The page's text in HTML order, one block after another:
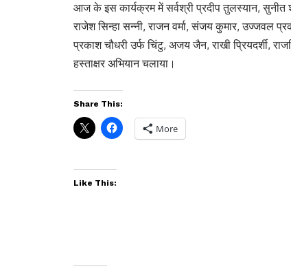
आज के इस कार्यक्रम में सर्वश्री प्रदीप तुलस्यान, सुनीत
राजेश सिन्हा सन्नी, राजन वर्मा, संजय कुमार, उज्जवल
प्रकाश चौधरी उर्फ चिंटु, अजय जैन, राखी प्रियदर्शी,
हस्ताक्षर अभियान चलाया।
Share This:
More
Like This: